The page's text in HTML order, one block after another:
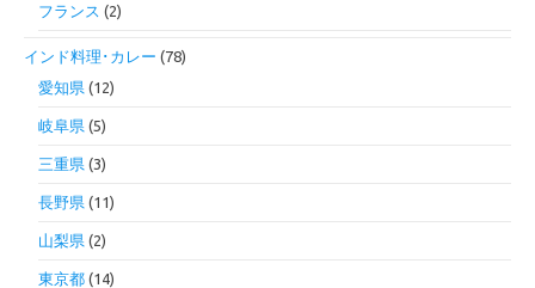
フランス (2)
インド料理･カレー (78)
愛知県 (12)
岐阜県 (5)
三重県 (3)
長野県 (11)
山梨県 (2)
東京都 (14)